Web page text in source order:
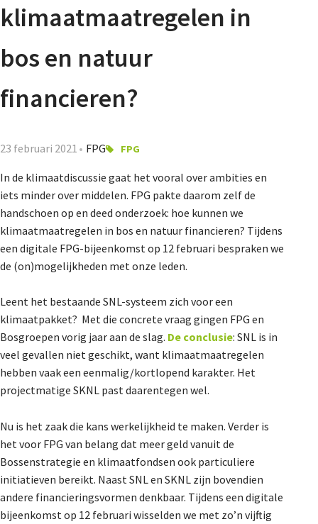
klimaatmaatregelen in
bos en natuur
financieren?
23 februari 2021 FPG FPG
In de klimaatdiscussie gaat het vooral over ambities en
iets minder over middelen. FPG pakte daarom zelf de
handschoen op en deed onderzoek: hoe kunnen we
klimaatmaatregelen in bos en natuur financieren? Tijdens
een digitale FPG-bijeenkomst op 12 februari bespraken we
de (on)mogelijkheden met onze leden.
Leent het bestaande SNL-systeem zich voor een
klimaatpakket? Met die concrete vraag gingen FPG en
Bosgroepen vorig jaar aan de slag. De conclusie: SNL is in
veel gevallen niet geschikt, want klimaatmaatregelen
hebben vaak een eenmalig/kortlopend karakter. Het
projectmatige SKNL past daarentegen wel.
Nu is het zaak die kans werkelijkheid te maken. Verder is
het voor FPG van belang dat meer geld vanuit de
Bossenstrategie en klimaatfondsen ook particuliere
initiatieven bereikt. Naast SNL en SKNL zijn bovendien
andere financieringsvormen denkbaar. Tijdens een digitale
bijeenkomst op 12 februari wisselden we met zo’n vijftig
Lidmaatschap
De Landeigenaar
Contact